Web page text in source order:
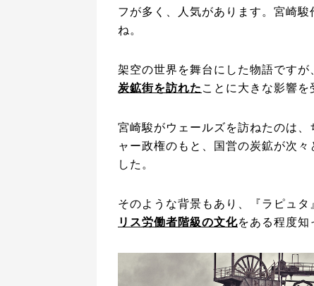
フが多く、人気があります。宮崎
ね。
架空の世界を舞台にした物語ですが
炭鉱街を訪れた ことに大きな影響を
宮崎駿がウェールズを訪ねたのは
ャー政権のもと、国営の炭鉱が次々
した。
そのような背景もあり、『ラピュタ
リス労働者階級の文化をある程度知